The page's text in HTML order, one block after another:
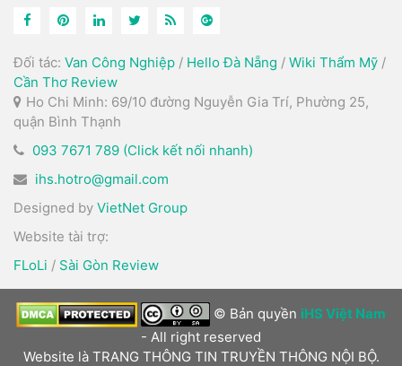
Đối tác: Van Công Nghiệp / Hello Đà Nẵng / Wiki Thẩm Mỹ /
Cần Thơ Review
Ho Chi Minh: 69/10 đường Nguyễn Gia Trí, Phường 25,
quận Bình Thạnh
093 7671 789 (Click kết nối nhanh)
ihs.hotro@gmail.com
Designed by VietNet Group
Website tài trợ:
FLoLi / Sài Gòn Review
© Bản quyền iHS Việt Nam
- All right reserved
Website là TRANG THÔNG TIN TRUYỀN THÔNG NỘI BỘ.